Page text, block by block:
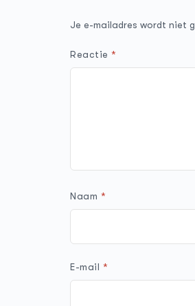
Je e-mailadres wordt niet
Reactie*
Naam *
E-mail *